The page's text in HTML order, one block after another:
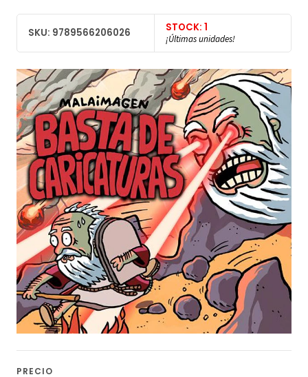
SKU: 9789566206026 STOCK: 1
¡Últimas unidades!
PRECIO